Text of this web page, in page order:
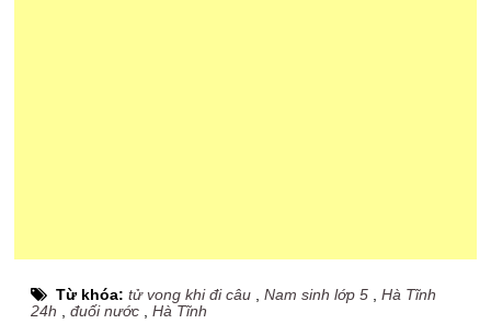
Từ khóa:tử vong khi đi câu ,Nam sinh lớp 5 ,Hà Tĩnh
24h ,đuối nước ,Hà Tĩnh